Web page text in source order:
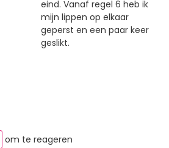
eind. Vanaf regel 6 heb ik
mijn lippen op elkaar
geperst en een paar keer
geslikt.
om te reageren